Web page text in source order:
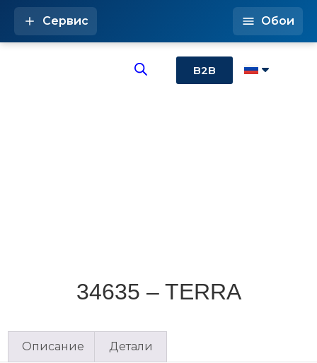
B2B
Сервис Обои
34635 – TERRA
Описание Детали